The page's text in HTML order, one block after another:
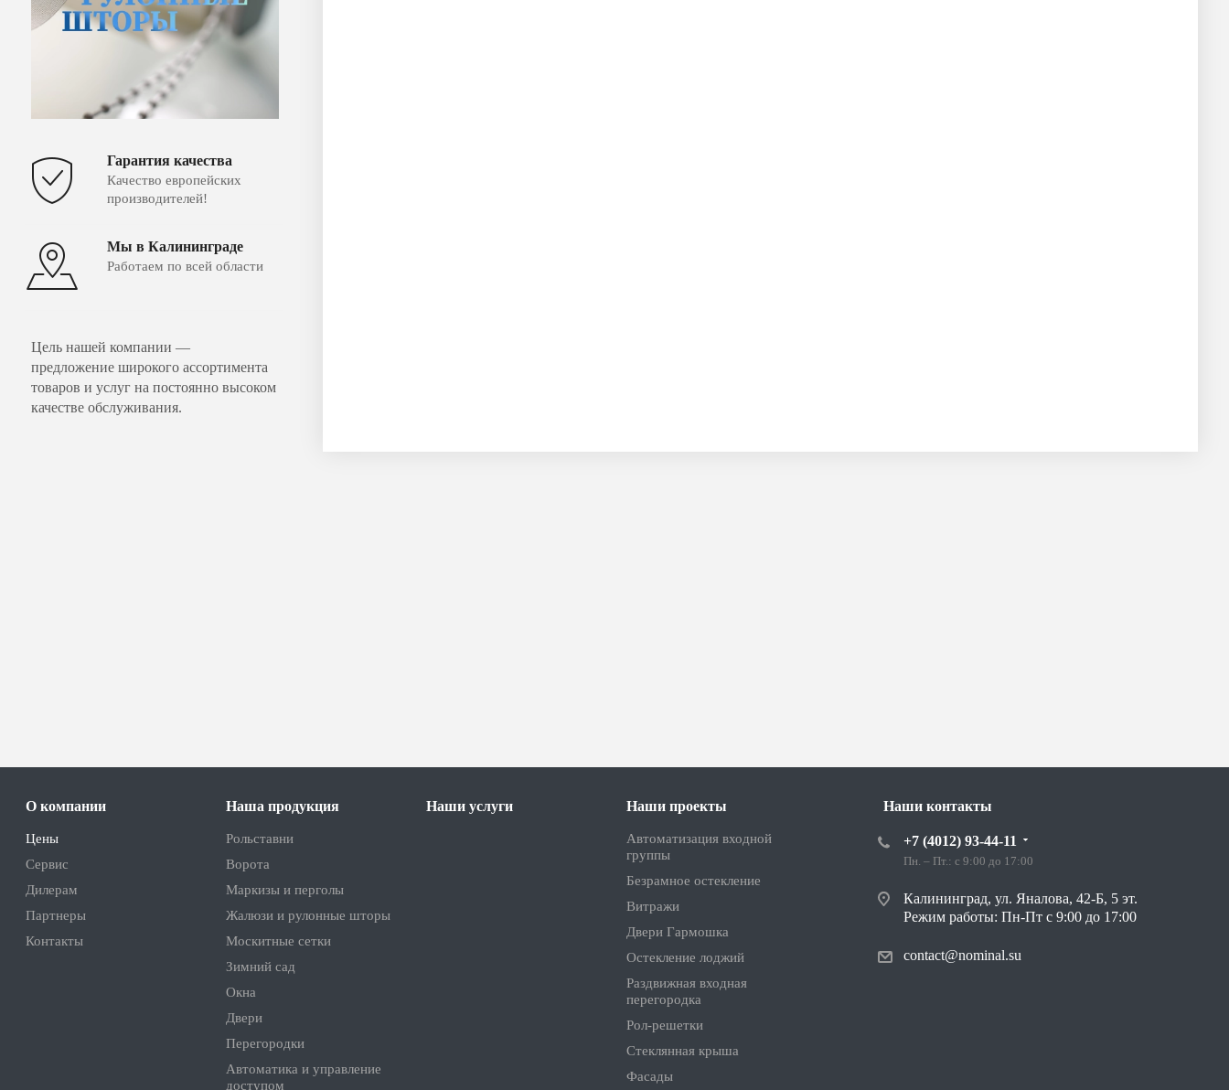
Гарантия качества
Качество европейских
производителей!
Мы в Калининграде
Работаем по всей области
Цель нашей компании —
предложение широкого ассортимента
товаров и услуг на постоянно высоком
качестве обслуживания.
О компании
Цены
Сервис
Дилерам
Партнеры
Контакты
Наша продукция
Рольставни
Ворота
Маркизы и перголы
Жалюзи и рулонные шторы
Москитные сетки
Зимний сад
Окна
Двери
Перегородки
Автоматика и управление
доступом
Наши услуги Наши проекты
Автоматизация входной
группы
Безрамное остекление
Витражи
Двери Гармошка
Остекление лоджий
Раздвижная входная
перегородка
Рол-решетки
Стеклянная крыша
Фасады
Наши контакты
+7 (4012) 93-44-11
Пн. – Пт.: с 9:00 до 17:00
Калининград, ул. Яналова, 42-Б, 5 эт.
Режим работы: Пн-Пт с 9:00 до 17:00
contact@nominal.su